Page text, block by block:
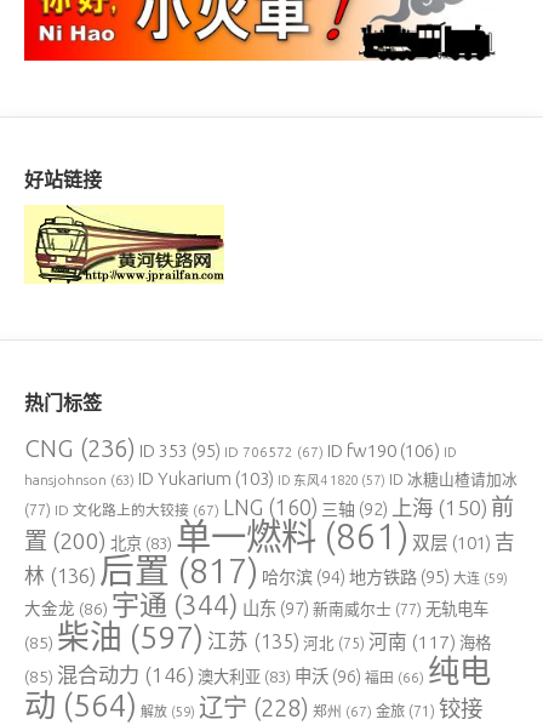
好站链接
热门标签
CNG (236) ID 353 (95) ID 706572 (67) ID fw190 (106) ID
hansjohnson (63) ID Yukarium (103) ID 东风4 1820 (57) ID 冰糖山楂请加冰
(77) ID 文化路上的大铰接 (67) LNG (160) 三轴 (92) 上海 (150) 前
置 (200) 北京 (83) 单一燃料 (861) 双层 (101) 吉
林 (136) 后置 (817) 哈尔滨 (94) 地方铁路 (95) 大连 (59)
大金龙 (86) 宇通 (344) 山东 (97) 新南威尔士 (77) 无轨电车
(85) 柴油 (597) 江苏 (135) 河北 (75) 河南 (117) 海格
(85) 混合动力 (146) 澳大利亚 (83) 申沃 (96) 福田 (66) 纯电
动 (564) 解放 (59) 辽宁 (228) 郑州 (67) 金旅 (71) 铰接